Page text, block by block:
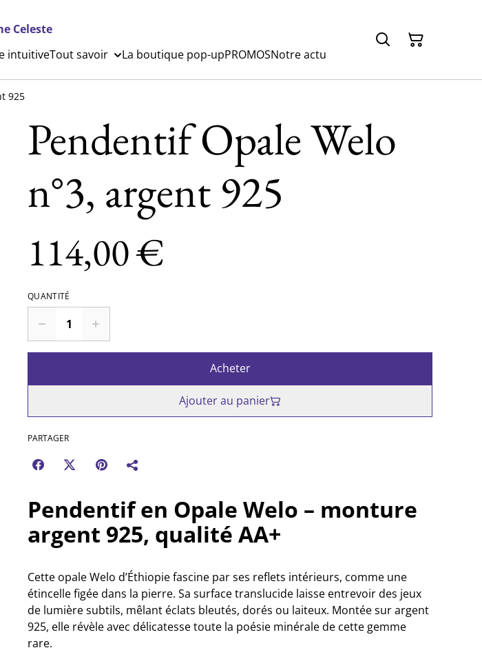
Celeste
intuitiveTout savoir La boutique pop-upPROMOSNotre actu
925
Pendentif Opale Welo
n°3, argent 925
114,00 €
QUANTITÉ
Acheter
Ajouter au panier
PARTAGER
Pendentif en Opale Welo – monture
argent 925, qualité AA+
Cette opale Welo d’Éthiopie fascine par ses reflets intérieurs, comme une
étincelle figée dans la pierre. Sa surface translucide laisse entrevoir des jeux
de lumière subtils, mêlant éclats bleutés, dorés ou laiteux. Montée sur argent
925, elle révèle avec délicatesse toute la poésie minérale de cette gemme
rare.